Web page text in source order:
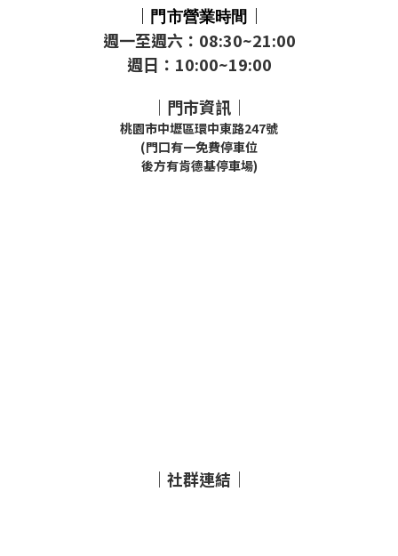
｜ 門市營業時間 ｜
週一至週六：08:30~21:00
週日：10:00~19:00
｜門市資訊｜
桃園市中壢區環中東路247號
(門口有一免費停車位
後方有肯德基停車場)
｜社群連結｜